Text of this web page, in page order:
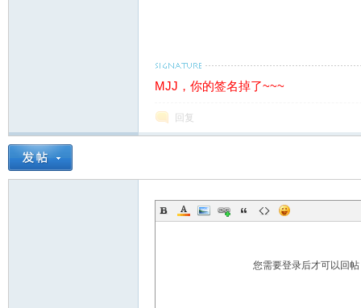
MJJ，你的签名掉了~~~
回复
您需要登录后才可以回帖